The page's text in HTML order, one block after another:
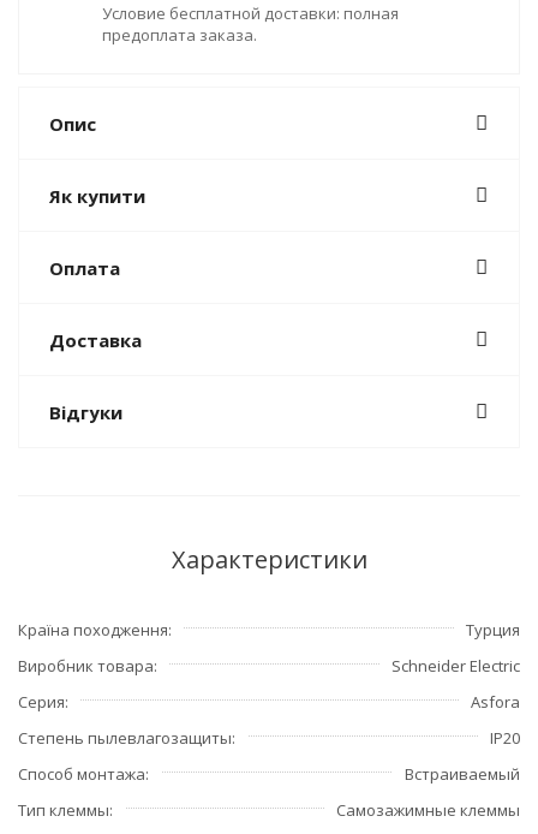
Условие бесплатной доставки: полная
предоплата заказа.
Опис
Як купити
Оплата
Доставка
Відгуки
Характеристики
Країна походження
Турция
Виробник товара
Schneider Electric
Серия
Asfora
Степень пылевлагозащиты
IP20
Способ монтажа
Встраиваемый
Тип клеммы
Самозажимные клеммы